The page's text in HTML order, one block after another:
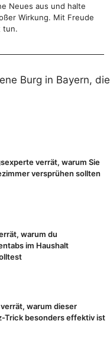
Neues aus und halte
Wirkung. Mit Freude
tun.
Burg in Bayern, die
verrät, warum Sie
versprühen sollten
warum du
im Haushalt
warum dieser
Trick besonders effektiv ist